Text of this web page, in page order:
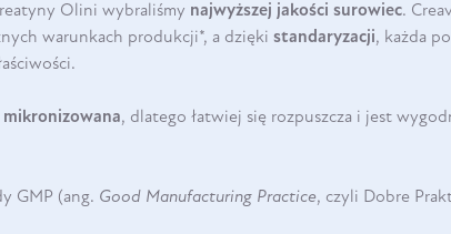
Olini wybraliśmy najwyższej jakości surowiec.
warunkach produkcji*, a dzięki standaryzacji, każda
mikronizowana, dlatego łatwiej się rozpuszcza i jest
GMP (ang. Good Manufacturing Practice, czyli Dobre